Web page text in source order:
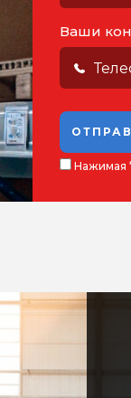
Ваши
Нажимая